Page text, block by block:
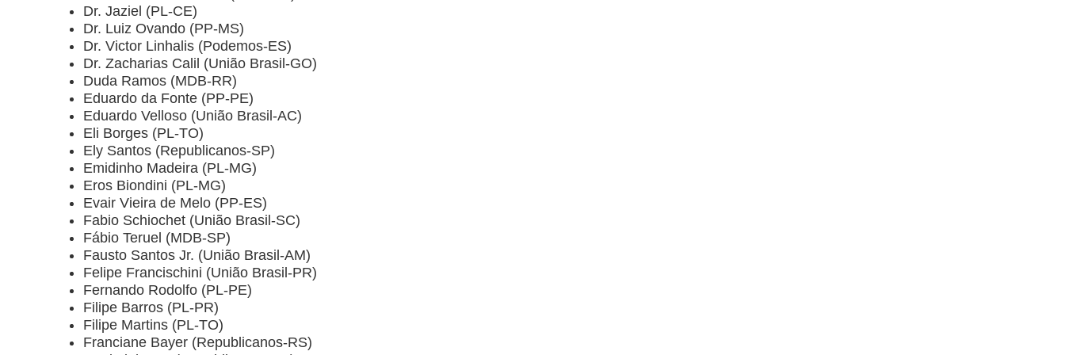
Dr. Jaziel (PL-CE)
Dr. Luiz Ovando (PP-MS)
Dr. Victor Linhalis (Podemos-ES)
Dr. Zacharias Calil (União Brasil-GO)
Duda Ramos (MDB-RR)
Eduardo da Fonte (PP-PE)
Eduardo Velloso (União Brasil-AC)
Eli Borges (PL-TO)
Ely Santos (Republicanos-SP)
Emidinho Madeira (PL-MG)
Eros Biondini (PL-MG)
Evair Vieira de Melo (PP-ES)
Fabio Schiochet (União Brasil-SC)
Fábio Teruel (MDB-SP)
Fausto Santos Jr. (União Brasil-AM)
Felipe Francischini (União Brasil-PR)
Fernando Rodolfo (PL-PE)
Filipe Barros (PL-PR)
Filipe Martins (PL-TO)
Franciane Bayer (Republicanos-RS)